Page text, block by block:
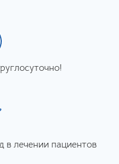
лечении пациентов